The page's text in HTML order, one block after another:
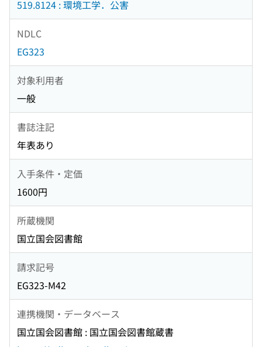
519.8124 : 環境工学．公害
NDLC
EG323
対象利用者
一般
書誌注記
年表あり
入手条件・定価
1600円
所蔵機関
国立国会図書館
請求記号
EG323-M42
連携機関・データベース
国立国会図書館 : 国立国会図書館蔵書